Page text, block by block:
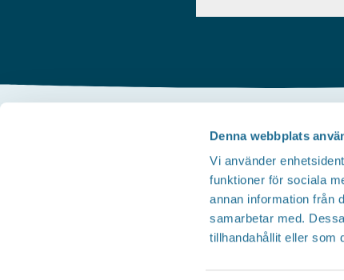
Denna webbplats
Vi använder
funktioner för sociala
annan information från
samarbetar med.
tillhandahållit eller som